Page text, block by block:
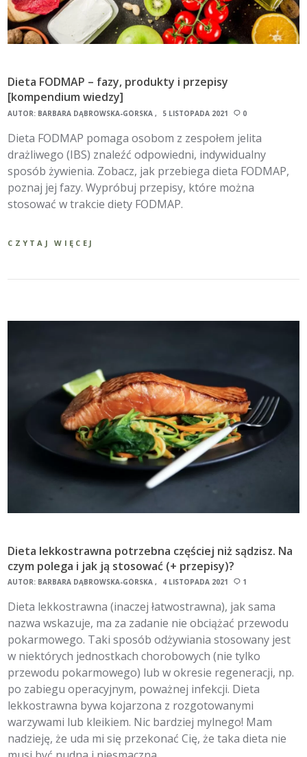
Dieta FODMAP – fazy, produkty i przepisy
[kompendium wiedzy]
AUTOR: BARBARA DĄBROWSKA-GÓRSKA 5 LISTOPADA 2021 0
Dieta FODMAP pomaga osobom z zespołem jelita
drażliwego (IBS) znaleźć odpowiedni, indywidualny
sposób żywienia. Zobacz, jak przebiega dieta FODMAP,
poznaj jej fazy. Wypróbuj przepisy, które można
stosować w trakcie diety FODMAP.
CZYTAJ WIĘCEJ
Dieta lekkostrawna potrzebna częściej niż sądzisz. Na
czym polega i jak ją stosować (+ przepisy)?
AUTOR: BARBARA DĄBROWSKA-GÓRSKA 4 LISTOPADA 2021 1
Dieta lekkostrawna (inaczej łatwostrawna), jak sama
nazwa wskazuje, ma za zadanie nie obciążać przewodu
pokarmowego. Taki sposób odżywiania stosowany jest
w niektórych jednostkach chorobowych (nie tylko
przewodu pokarmowego) lub w okresie regeneracji, np.
po zabiegu operacyjnym, poważnej infekcji. Dieta
lekkostrawna bywa kojarzona z rozgotowanymi
warzywami lub kleikiem. Nic bardziej mylnego! Mam
nadzieję, że uda mi się przekonać Cię, że taka dieta nie